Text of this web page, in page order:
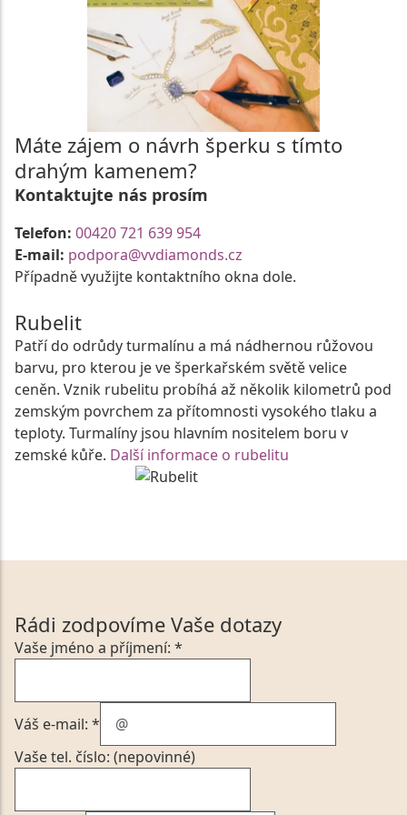
Máte zájem o návrh šperku s tímto
drahým kamenem?
Kontaktujte nás prosím
Telefon: 00420 721 639 954
E-mail: podpora@vvdiamonds.cz
Případně využijte kontaktního okna dole.
Rubelit
Patří do odrůdy turmalínu a má nádhernou růžovou
barvu, pro kterou je ve šperkařském světě velice
ceněn. Vznik rubelitu probíhá až několik kilometrů pod
zemským povrchem za přítomnosti vysokého tlaku a
teploty. Turmalíny jsou hlavním nositelem boru v
zemské kůře. Další informace o rubelitu
Rádi zodpovíme Vaše dotazy
Vaše jméno a příjmení: *
Váš e-mail: *
Vaše tel. číslo: (nepovinné)